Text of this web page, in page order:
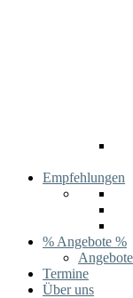
Empfehlungen
% Angebote %
Termine
Über uns